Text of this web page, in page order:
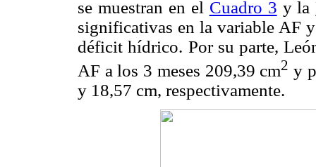
se muestran en el Cuadro 3 y la
significativas en la variable AF
déficit hídrico. Por su parte,
AF a los 3 meses 209,39 cm2 y
y 18,57 cm, respectivamente.